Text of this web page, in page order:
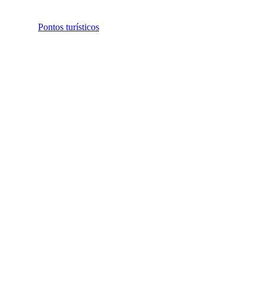
Pontos turísticos